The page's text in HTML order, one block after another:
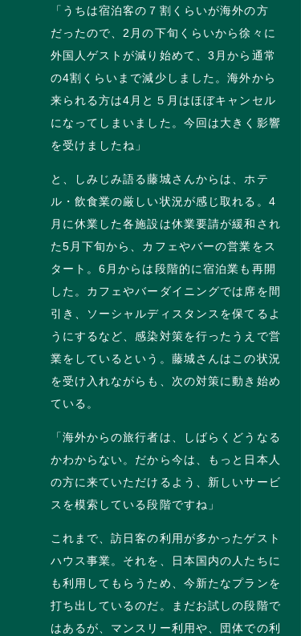
「うちは宿泊客の７割くらいが海外の方
だったので、2月の下旬くらいから徐々に
外国人ゲストが減り始めて、3月から通常
の4割くらいまで減少しました。海外から
来られる方は4月と５月はほぼキャンセル
になってしまいました。今回は大きく影響
を受けましたね」
と、しみじみ語る藤城さんからは、ホテ
ル・飲食業の厳しい状況が感じ取れる。4
月に休業した各施設は休業要請が緩和され
た5月下旬から、カフェやバーの営業をス
タート。6月からは段階的に宿泊業も再開
した。カフェやバーダイニングでは席を間
引き、ソーシャルディスタンスを保てるよ
うにするなど、感染対策を行ったうえで営
業をしているという。藤城さんはこの状況
を受け入れながらも、次の対策に動き始め
ている。
「海外からの旅行者は、しばらくどうなる
かわからない。だから今は、もっと日本人
の方に来ていただけるよう、新しいサービ
スを模索している段階ですね」
これまで、訪日客の利用が多かったゲスト
ハウス事業。それを、日本国内の人たちに
も利用してもらうため、今新たなプランを
打ち出しているのだ。まだお試しの段階で
はあるが、マンスリー利用や、団体での利